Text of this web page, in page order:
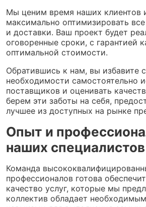
Мы ценим время наших клиентов
максимально оптимизировать
и доставки. Ваш проект будет
оговоренные сроки, с гарантией
оптимальной стоимости.
Обратившись к нам, вы избавите
необходимости самостоятельно
поставщиков и оценивать
берем эти заботы на себя,
лучшее из доступных на рынке
Опыт и
наших специалистов
Команда
профессионалов готова
качество услуг, которые мы
коллектив обладает